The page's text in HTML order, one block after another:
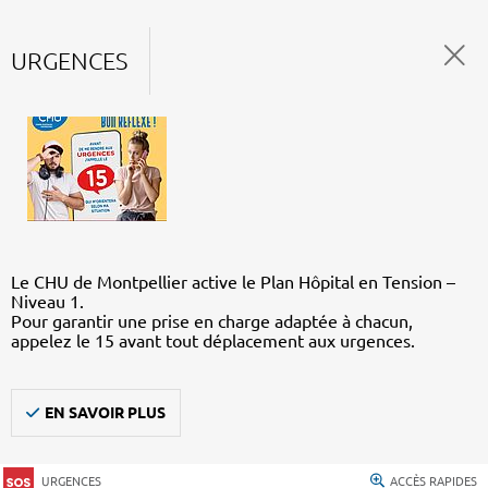
URGENCES
Le CHU de Montpellier active le Plan Hôpital en Tension –
Niveau 1.
Pour garantir une prise en charge adaptée à chacun,
appelez le 15 avant tout déplacement aux urgences.
EN SAVOIR PLUS
URGENCES ACCÈS RAPIDES